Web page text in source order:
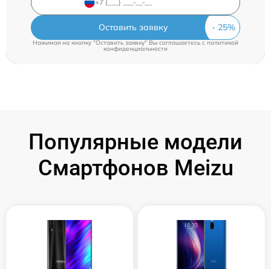
Оставить заявку
Нажимая на кнопку "Оставить заявку" Вы соглашаетесь cполитикой
конфиденциальности
Популярные модели
Смартфонов Meizu